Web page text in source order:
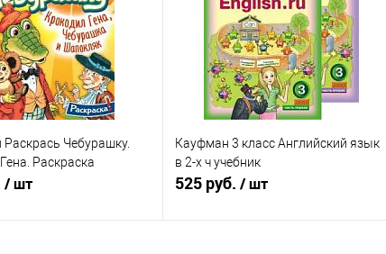
Недоступно
В избранное
В наличии
Раскрась Чебурашку.
Раскраска
/ шт
Кауфман 3 класс Английский язык
в 2-х ч учебник
525 руб. / шт